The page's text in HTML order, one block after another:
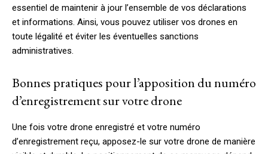
essentiel de maintenir à jour l’ensemble de vos déclarations
et informations. Ainsi, vous pouvez utiliser vos drones en
toute légalité et éviter les éventuelles sanctions
administratives.
Bonnes pratiques pour l’apposition du numéro
d’enregistrement sur votre drone
Une fois votre drone enregistré et votre numéro
d’enregistrement reçu, apposez-le sur votre drone de manière